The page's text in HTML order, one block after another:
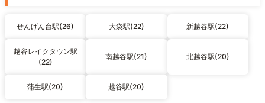
せんげん台駅(26) 大袋駅(22) 新越谷駅(22)
越谷レイクタウン駅
(22)
南越谷駅(21) 北越谷駅(20)
蒲生駅(20) 越谷駅(20)